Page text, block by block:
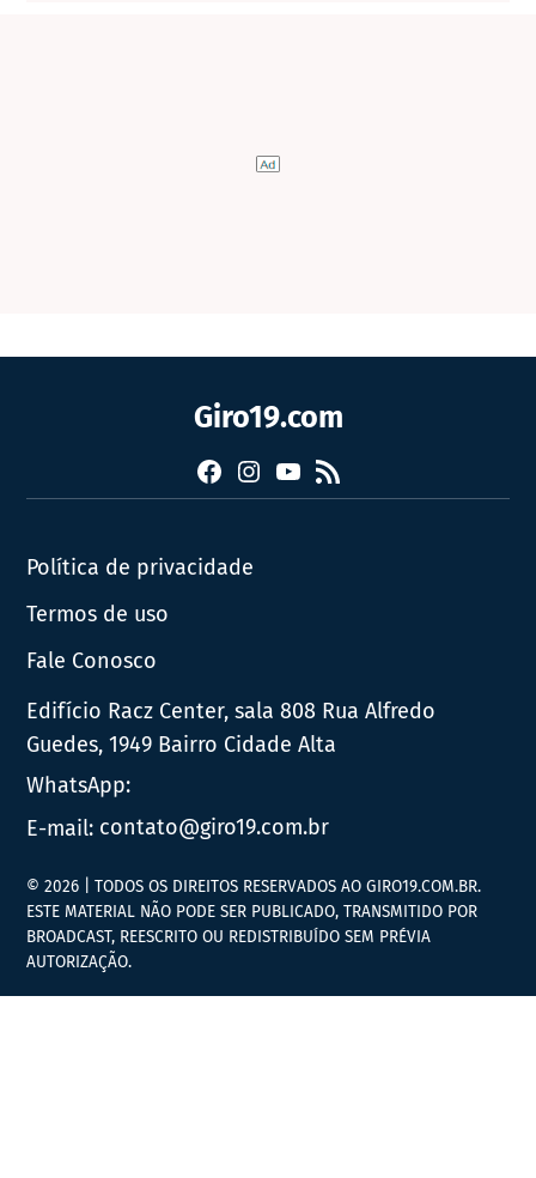
Giro19.com
FacebookInstagram
YouTube
RSS
Política de privacidade
Termos de uso
Fale Conosco
Edifício Racz Center, sala 808 Rua Alfredo
Guedes, 1949 Bairro Cidade Alta
WhatsApp:
E-mail: contato@giro19.com.br
© 2026 | TODOS OS DIREITOS RESERVADOS AO GIRO19.COM.BR.
ESTE MATERIAL NÃO PODE SER PUBLICADO, TRANSMITIDO POR
BROADCAST, REESCRITO OU REDISTRIBUÍDO SEM PRÉVIA
AUTORIZAÇÃO.